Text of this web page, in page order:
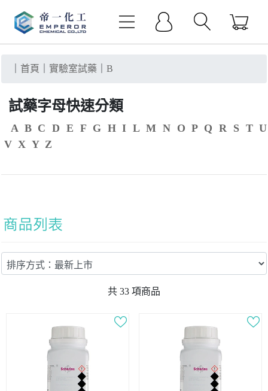
首頁 實驗室試藥 B
試藥字母快速分類
A B C D E F G H I L M N O P Q R S T U
V X Y Z
共 33 項商品